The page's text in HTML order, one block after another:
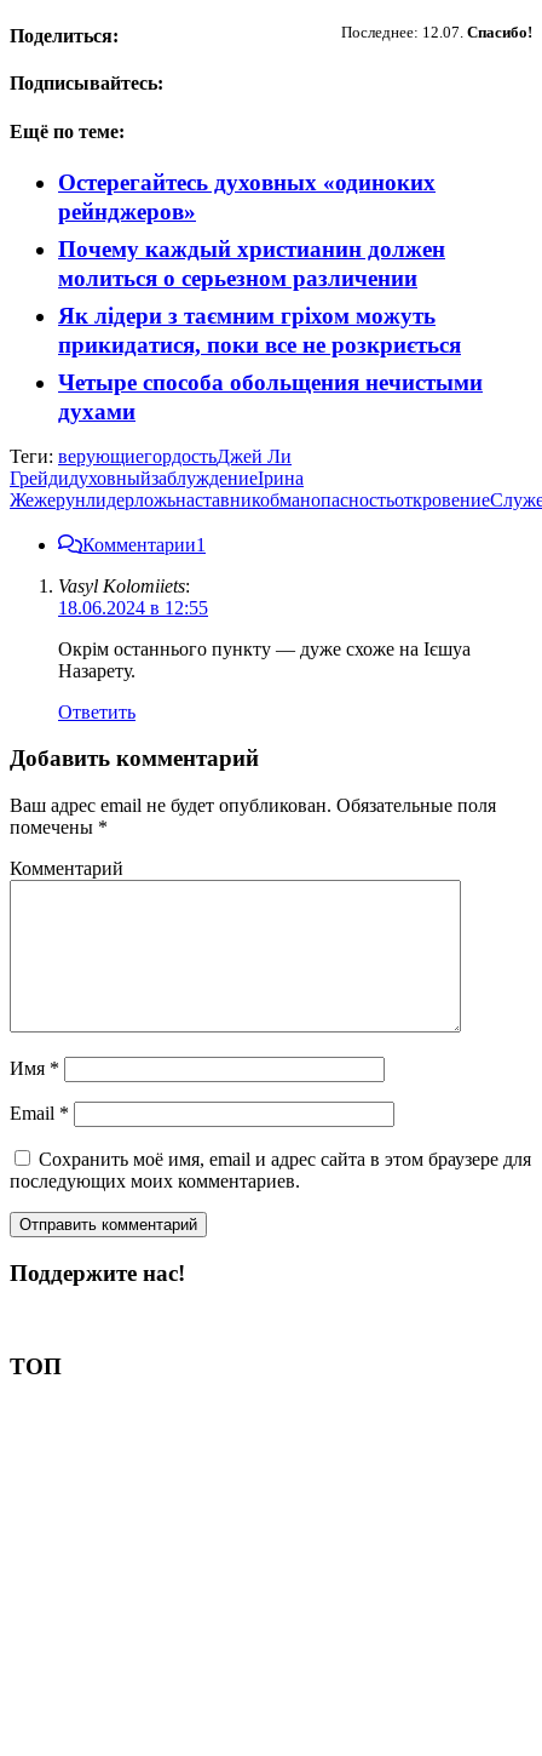
Последнее: 12.07. Спасибо!
Поделиться:
Подписывайтесь:
Ещё по теме:
Остерегайтесь духовных «одиноких
рейнджеров»
Почему каждый христианин должен
молиться о серьезном различении
Як лідери з таємним гріхом можуть
прикидатися, поки все не розкриється
Четыре способа обольщения нечистыми
духами
Теги: верующиегордостьДжей Ли
ГрейдидуховныйзаблуждениеІрина
Жежерунлидерложьнаставникобманопасностьоткровение
Комментарии1
Vasyl Kolomiiets:
18.06.2024 в 12:55
Окрім останнього пункту — дуже схоже на Ієшуа
Назарету.
Ответить
Добавить комментарий
Ваш адрес email не будет опубликован. Обязательные поля
помечены *
Комментарий
Имя *
Email *
Сохранить моё имя, email и адрес сайта в этом браузере для
последующих моих комментариев.
Поддержите нас!
ТОП